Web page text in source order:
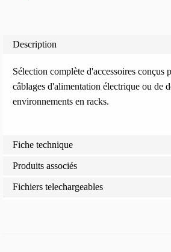
Description
Sélection complète d'accessoires conçus
câblages d'alimentation électrique ou de
environnements en racks.
Fiche technique
Produits associés
Fichiers telechargeables